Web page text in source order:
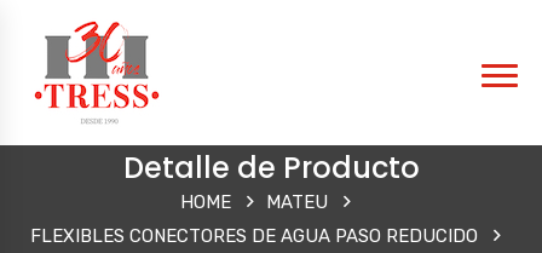
Detalle de Producto
HOME
MATEU
FLEXIBLES CONECTORES DE AGUA PASO REDUCIDO